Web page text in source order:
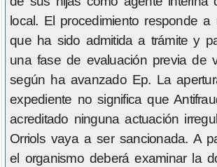
local. El procedimiento responde a
que ha sido admitida a trámite y
una fase de evaluación previa de
según ha avanzado Ep. La
expediente no significa que
acreditado ninguna actuación
Orriols vaya a ser sancionada. A
el organismo deberá examinar la